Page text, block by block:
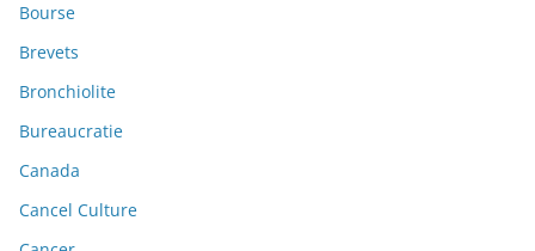
Bourse
Brevets
Bronchiolite
Bureaucratie
Canada
Cancel Culture